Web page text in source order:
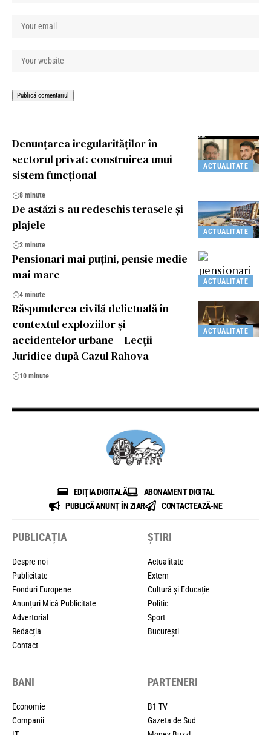
ACTUALITATE
Denunțarea iregularităților în
sectorul privat: construirea unui
sistem funcțional
8 minute
ACTUALITATE
De astăzi s-au redeschis terasele şi
plajele
2 minute
ACTUALITATE
Pensionari mai puțini, pensie medie
mai mare
4 minute
ACTUALITATE
Răspunderea civilă delictuală în
contextul exploziilor și
accidentelor urbane – Lecții
Juridice după Cazul Rahova
10 minute
EDIȚIA DIGITALĂ
ABONAMENT DIGITAL
PUBLICĂ ANUNȚ ÎN ZIAR
CONTACTEAZĂ-NE
PUBLICAȚIA
Despre noi
Publicitate
Fonduri Europene
Anunțuri Mică Publicitate
Advertorial
Redacția
Contact
ȘTIRI
Actualitate
Extern
Cultură și Educație
Politic
Sport
București
BANI
Economie
Companii
PARTENERI
B1 TV
Gazeta de Sud